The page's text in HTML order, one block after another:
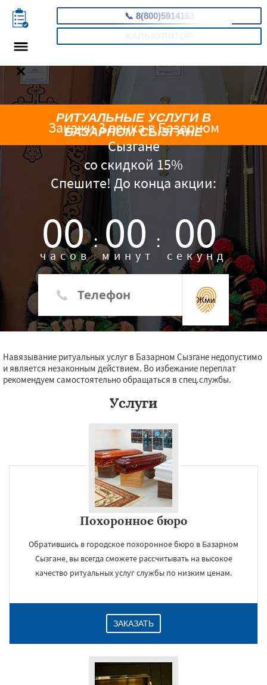
📞 8(800)5914163
Закажи 3 венка в Базарном
Сызгане
со скидкой 15%
Спешите! До конца акции:
00 :
часов 00 :
минут 00
секунд
Жми
РИТУАЛЬНЫЕ УСЛУГИ В
БАЗАРНОМ СЫЗГАНЕ
Навязывание ритуальных услуг в Базарном Сызгане недопустимо
и является незаконным действием. Во избежание переплат
рекомендуем самостоятельно обращаться в спец.службы.
Услуги
Похоронное бюро
Обратившись в городское похоронное бюро в Базарном
Сызгане, вы всегда сможете рассчитывать на высокое
качество ритуальных услуг службы по низким ценам.
ЗАКАЗАТЬ